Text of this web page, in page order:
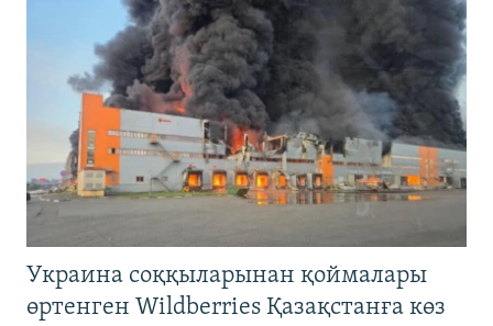
Украина соққыларынан қоймалары
өртенген Wildberries Қазақстанға көз